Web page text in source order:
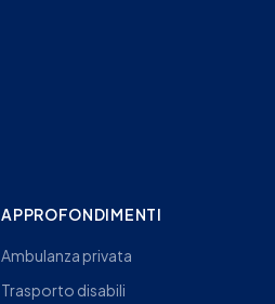
APPROFONDIMENTI
Ambulanza privata
Trasporto disabili